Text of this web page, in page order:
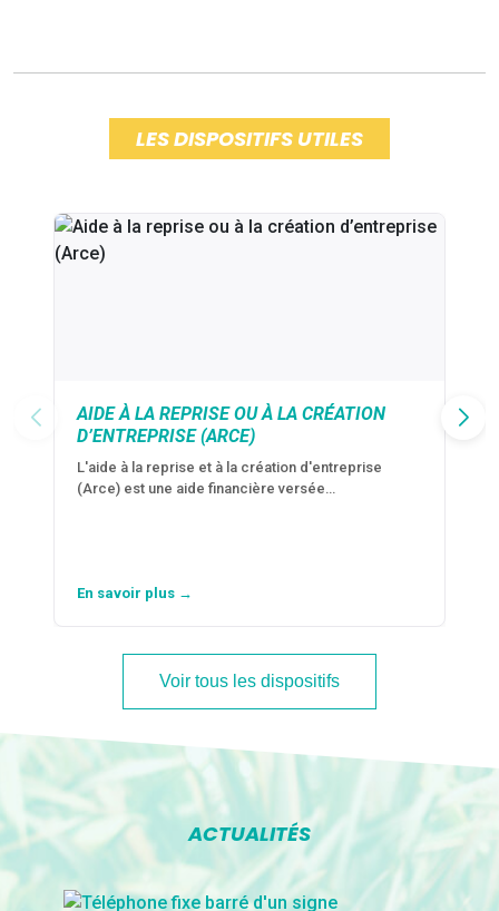
LES DISPOSITIFS UTILES
AIDE À LA REPRISE OU À LA CRÉATION
D’ENTREPRISE (ARCE)
L'aide à la reprise et à la création d'entreprise
(Arce) est une aide financière versée…
En savoir plus →
Voir tous les dispositifs
ACTUALITÉS